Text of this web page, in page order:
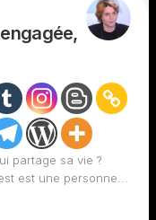
partage sa vie ?
est une personne...